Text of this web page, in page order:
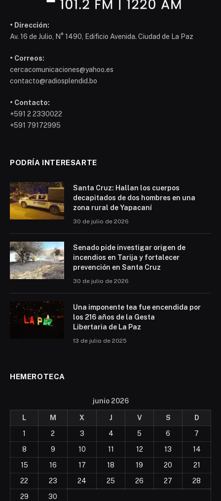
• Dirección:
Av. 16 de Julio, N° 1490, Edificio Avenida. Ciudad de La Paz
• Correos:
cercacomunicaciones@yahoo.es
contacto@radiosplendid.bo
• Contacto:
+591 2 2330022
+591 79172995
PODRÍA INTERESARTE
Santa Cruz: Hallan los cuerpos
decapitados de dos hombres en una
zona rural de Yapacaní
30 de julio de 2026
Senado pide investigar origen de
incendios en Tarija y fortalecer
prevención en Santa Cruz
30 de julio de 2026
Una imponente tea fue encendida por
los 216 años de la Gesta
Libertaria de La Paz
13 de julio de 2025
HEMEROTECA
junio 2026
L M X J V S
D
1
2 3 4 5 6
7
8
9 10 11 12 13
14
15
16 17 18 19 20
21
22
23 24 25 26 27
28
29
30